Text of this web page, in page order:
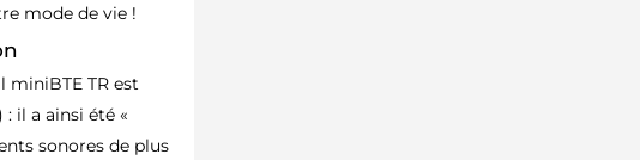
mode de vie !
TR est
: il a ainsi été «
sonores de plus